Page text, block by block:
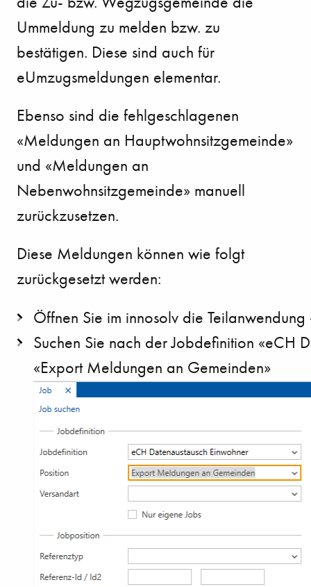
Ummeldung zu melden bzw. zu
bestätigen. Diese sind auch für
eUmzugsmeldungen elementar.
Ebenso sind die fehlgeschlagenen
«Meldungen an Hauptwohnsitzgemeinde»
und «Meldungen an
Nebenwohnsitzgemeinde» manuell
zurückzusetzen.
Diese Meldungen können wie folgt
zurückgesetzt werden:
Öffnen Sie im innosolv die Teilanwendung
Suchen Sie nach der Jobdefinition «eCH
«Export Meldungen an Gemeinden»